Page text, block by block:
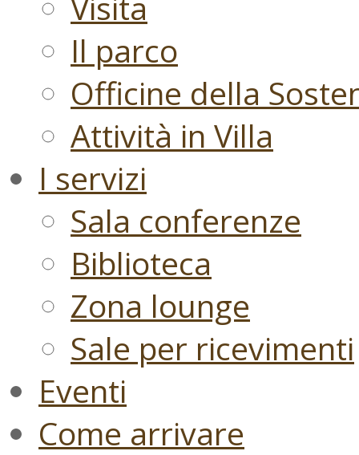
Il parco
Officine della
Attività in Villa
I servizi
Sala conferenze
Biblioteca
Zona lounge
Sale per ricevimenti
Eventi
Come arrivare